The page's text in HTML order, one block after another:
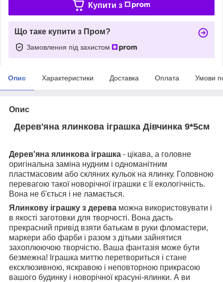
Купити з
Що таке купити з Пром?
Замовлення під захистом
Опис Характеристики Доставка Оплата Умови
Опис
Дерев'яна ялинкова іграшка Дівчинка 9*5см
Дерев'яна ялинкова іграшка - цікава, а головне
оригінальна заміна нудним і одноманітним
пластмасовим або скляних кульок на ялинку. Головною
перевагою такої новорічної іграшки є її екологічність.
Вона не б'ється і не ламається.
Ялинкову іграшку з дерева можна використовувати і
в якості заготовки для творчості. Вона дасть
прекрасний привід взяти батькам в руки фломастери,
маркери або фарби і разом з дітьми зайнятися
захоплюючою творчістю. Ваша фантазія може бути
безмежна! Іграшка миттю перетвориться і стане
ексклюзивною, яскравою і неповторною прикрасою
вашого будинку і новорічної красуні-ялинки. А ви